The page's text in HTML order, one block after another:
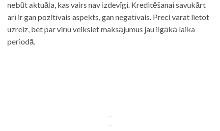
nebūt aktuāla, kas vairs nav izdevīgi. Kreditēšanai savukārt
arī ir gan pozitīvais aspekts, gan negatīvais. Preci varat lietot
uzreiz, bet par viņu veiksiet maksājumus jau ilgākā laika
periodā.